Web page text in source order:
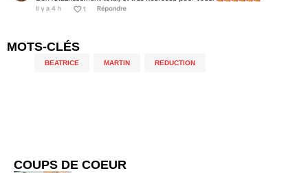
MOTS-CLÉS
BEATRICE MARTIN REDUCTION
COUPS DE COEUR